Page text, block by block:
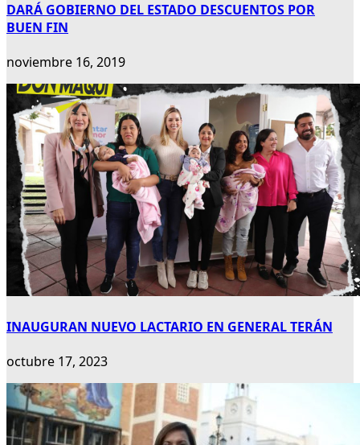
DARÁ GOBIERNO DEL ESTADO DESCUENTOS POR
BUEN FIN
noviembre 16, 2019
INAUGURAN NUEVO LACTARIO EN GENERAL TERÁN
octubre 17, 2023